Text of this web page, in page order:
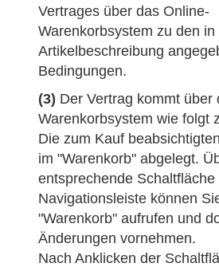
Vertrages über das Online-
Warenkorbsystem zu den in
Artikelbeschreibung
Bedingungen.
(3) Der Vertrag kommt über
Warenkorbsystem wie folgt
Die zum Kauf
im "Warenkorb" abgelegt.
entsprechende Schaltfläche
Navigationsleiste können
"Warenkorb" aufrufen und
Änderungen vornehmen.
Nach Anklicken der